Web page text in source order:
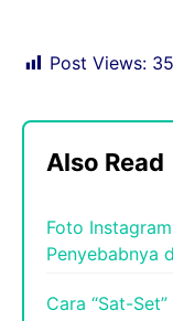
Post Views:
Also Read
Foto
Penyebabnya
Cara “Sat-